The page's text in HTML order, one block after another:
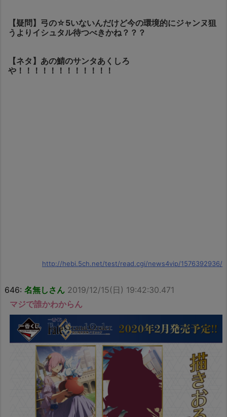
【疑問】弓の☆5いないんだけど今の環境的にジャンヌ狙
うよりイシュタル待つべきかね？？？
【ネタ】あの鯖のサンタあくしろ
や！！！！！！！！！！！！
http://hebi.5ch.net/test/read.cgi/news4vip/1576392936/
646: 名無しさん 2019/12/15(日) 19:42:30.471
マジで誰かわからん